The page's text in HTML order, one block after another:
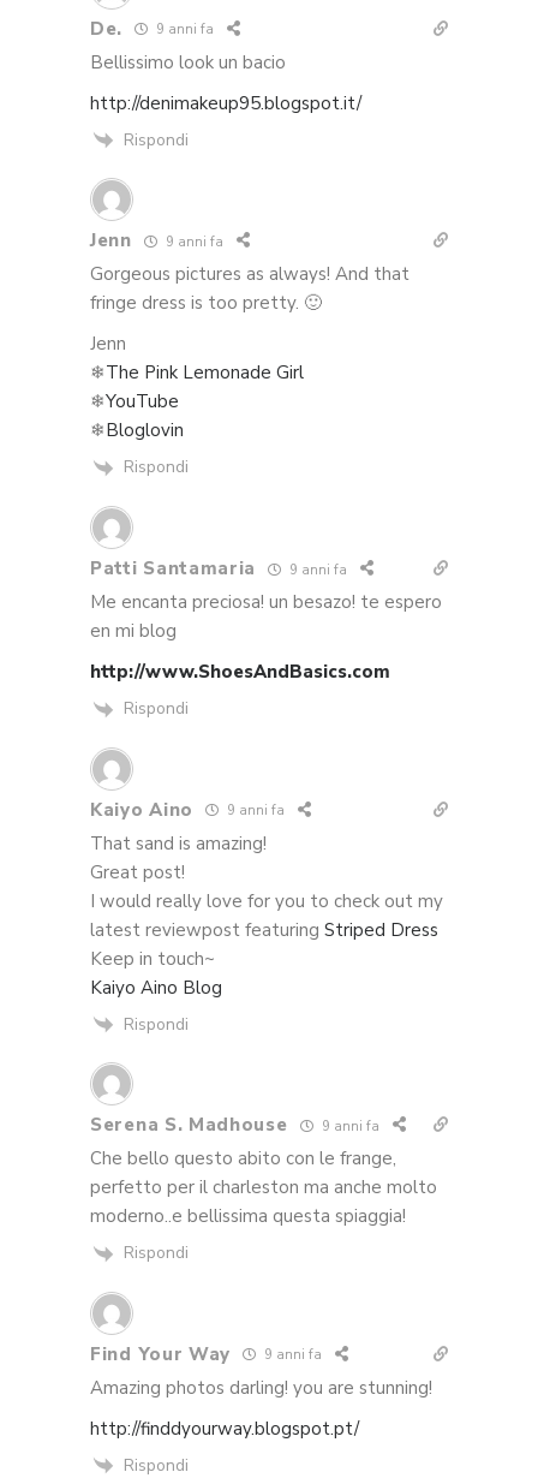
De. 9 anni fa
Bellissimo look un bacio
http://denimakeup95.blogspot.it/
Rispondi
Jenn 9 anni fa
Gorgeous pictures as always! And that
fringe dress is too pretty. 🙂
Jenn
❄The Pink Lemonade Girl
❄YouTube
❄Bloglovin
Rispondi
Patti Santamaria 9 anni fa
Me encanta preciosa! un besazo! te espero
en mi blog
http://www.ShoesAndBasics.com
Rispondi
Kaiyo Aino 9 anni fa
That sand is amazing!
Great post!
I would really love for you to check out my
latest reviewpost featuring Striped Dress
Keep in touch~
Kaiyo Aino Blog
Rispondi
Serena S. Madhouse 9 anni fa
Che bello questo abito con le frange,
perfetto per il charleston ma anche molto
moderno..e bellissima questa spiaggia!
Rispondi
Find Your Way 9 anni fa
Amazing photos darling! you are stunning!
http://finddyourway.blogspot.pt/
Rispondi